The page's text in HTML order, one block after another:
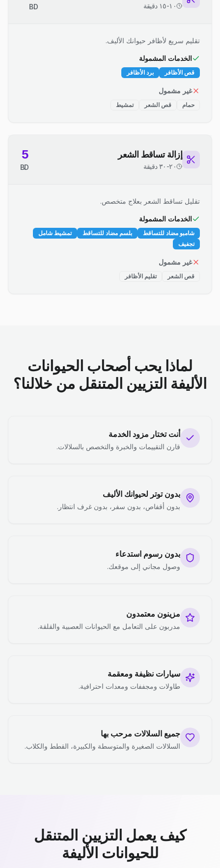
١٠-١٥ دقيقة BD
تقليم سريع لأظافر حيوانك الأليف.
الخدمات المشمولة
قص الأظافر برد الأظافر
غير مشمول
حمام قص الشعر تمشيط
إزالة تساقط الشعر
٢٠-٣٠ دقيقة
5
BD
تقليل تساقط الشعر بعلاج متخصص.
الخدمات المشمولة
شامبو مضاد للتساقط بلسم مضاد للتساقط
تمشيط شامل
تجفيف
غير مشمول
قص الشعر تقليم الأظافر
لماذا يحب أصحاب الحيوانات
الأليفة التزيين المتنقل من خلالنا؟
أنت تختار مزود الخدمة
قارن التقييمات والخبرة والتخصص بالسلالات.
بدون توتر لحيوانك الأليف
بدون أقفاص، بدون سفر، بدون غرف انتظار.
بدون رسوم استدعاء
وصول مجاني إلى موقعك.
مزينون معتمدون
مدربون على التعامل مع الحيوانات العصبية والقلقة.
سيارات نظيفة ومعقمة
طاولات ومجففات ومعدات احترافية.
جميع السلالات مرحب بها
السلالات الصغيرة والمتوسطة والكبيرة، القطط والكلاب.
كيف يعمل التزيين المتنقل
للحيوانات الأليفة